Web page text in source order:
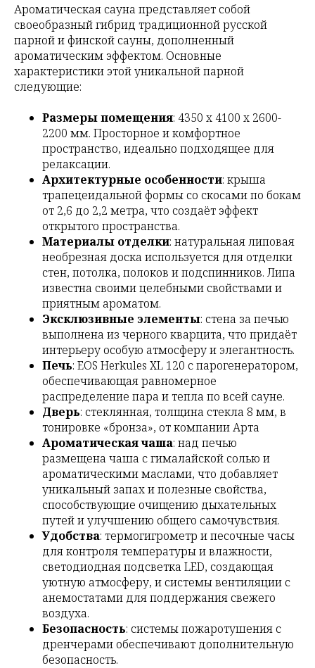
Ароматическая сауна представляет собой
своеобразный гибрид традиционной русской
парной и финской сауны, дополненный
ароматическим эффектом. Основные
характеристики этой уникальной парной
следующие:
Размеры помещения: 4350 х 4100 х 2600-
2200 мм. Просторное и комфортное
пространство, идеально подходящее для
релаксации.
Архитектурные особенности: крыша
трапецеидальной формы со скосами по бокам
от 2,6 до 2,2 метра, что создаёт эффект
открытого пространства.
Материалы отделки: натуральная липовая
необрезная доска используется для отделки
стен, потолка, полоков и подспинников. Липа
известна своими целебными свойствами и
приятным ароматом.
Эксклюзивные элементы: стена за печью
выполнена из черного кварцита, что придаёт
интерьеру особую атмосферу и элегантность.
Печь: EOS Herkules XL 120 с парогенератором,
обеспечивающая равномерное
распределение пара и тепла по всей сауне.
Дверь: стеклянная, толщина стекла 8 мм, в
тонировке «бронза», от компании Арта
Ароматическая чаша: над печью
размещена чаша с гималайской солью и
ароматическими маслами, что добавляет
уникальный запах и полезные свойства,
способствующие очищению дыхательных
путей и улучшению общего самочувствия.
Удобства: термогигрометр и песочные часы
для контроля температуры и влажности,
светодиодная подсветка LED, создающая
уютную атмосферу, и системы вентиляции с
анемостатами для поддержания свежего
воздуха.
Безопасность: системы пожаротушения с
дренчерами обеспечивают дополнительную
безопасность.